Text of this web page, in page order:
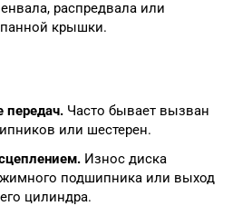
распредвала или
крышки.
передач. Часто бывает вызван
или шестерен.
Износ диска
подшипника или выход
цилиндра.